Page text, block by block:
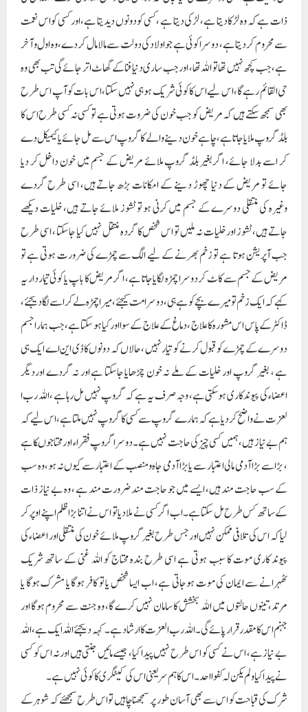
ذات ہے کہ وہ لڑکا دیتا ہے، لڑکی دیتا ہے ، کسی کو دونوں دیدیتا ہے، اور کسی کو اس نعمت
سے محروم کر دیتاہے ، دوسرا کوئی ہے جو اولاد کی دولت سے مالا مال کردے ، وہ اول وآخر
ہے، جب کچھ نہیں تھا تو اللہ تھا، اور جب ساری دنیا فنا کے گھاٹ اتر جائے گی تب بھی وہ
حی القائم رہے گا، اس لیے اس کا کوئی شریک ہو ہی نہیں سکتا، اس بات کو آپ اس طرح
بھی سمجھ سکتے ہیں کہ مریض کو جب خون کی ضروت ہوتی ہے تو کسی نہ کسی طرح اس کا
بلڈ گروپ ملایا جاتا ہے ، چاہے خون دینے والے کا گروپ اس سے مل جائے یا کیمیکل دے
کر اسے بدلا جائے، اگر بغیر بلڈ گروپ ملائے مریض کے جسم میں خون داخل کر دیا
جائے تو مریض کے دنیا چھوڑ دینے کے امکانات بڑھ جاتے ہیں، اسی طرح گردے
وغیرہ کی منتقلی دوسرے کے جسم میں کرنی ہو تو ٹشوز ملائے جاتے ہیں، خلیات دیکھے
جاتے ہیں، ٹشوز اور خلیات نہ ملیں تو اس شخص کا گردہ منتقل نہیں کیا جا سکتا ، اسی طرح
جب آپریشن ہوتا ہے تو زخم بھرنے کے لیے الگ سے چمڑے کی ضرورت ہوتی ہے تو
مریض کے جسم سے کاٹ کر دوسرا چمڑہ لگایا جاتا ہے، اگر مریض کا باپ یا کوئی تیماردار یہ
کہے کہ ایک زخم تو میرے بچے کو ہے ہی ، دوسرا مت کیجئے، میرا چمڑہ لے کر اسے لگا دیجئے ،
ڈاکٹر کے پاس اس مشورہ کا علاج ، دماغ کے علاج کے سوا اورکیا ہو سکتا ہے ، جب ہمارا جسم
دوسرے کے چمڑے کو قبول کرنے کو تیار نہیں ، حالاں کہ دونوں کا ڈی این اے ایک ہی
ہے ، بغیر گروپ اور خلیات کے ملے نہ خون چڑھایا جاسکتا ہے اور نہ گردے اوردیگر
اعضاء کی پیوند کاری ہو سکتی ہے، وجہ صرف یہ ہے کہ گروپ نہیں مل رہا ہے ، اللہ رب ا
لعزت نے واضح کر دیا ہے کہ ہمارے گروپ سے کسی کا گروپ نہیں ملتا ہے ، اس لیے کہ
ہم بے نیاز ہیں، ہمیں کسی چیز کی حاجت نہیں ہے۔ دوسرا گروپ فقراء اور محتاجوںکا ہے
، بڑا سے بڑا آدمی مالی اعتبار سے یا بڑاآدمی جاہ ومنصب کے اعتبار سے کیوں نہ ہو، وہ سب
کے سب حاجت مند ہیں، ایسے میں جو حاجت مند ضرورت مند ہے ، وہ بے نیاز ذات
کے ساتھ کس طرح مل سکتا ہے۔ اب اگر کسی نے ملا دیا تو اس نے اتنا بڑا ظلم اپنے اوپر کر
لیا کہ اس کی تلافی ممکن نہیں اور جس طرح بغیر گروپ ملائے خون کی منتقلی اور اعضاء کی
پیوند کاری موت کا سبب ہوتی ہے اسی طرح بندہ محتاج کو اللہ غنی کے ساتھ شریک
ٹھہرانے سے ایمان کی موت ہوجاتی ہے، اب ایسا شخص یا تو کافر ہوگا یا مشرک ہوگا یا
مرتد، تینوں حالتوں میں اللہ بخشش کا سامان نہیں کرے گا، وہ جنت سے محروم ہوگا اور
جہنم اس کا مقدر قرار پائے گی۔ اللہ رب العزت کا ارشاد ہے۔ کہہ دیجئے اللہ ایک ہے، اللہ
بے نیاز ہے، اس نے کسی کو اس طرح نہیں پیدا کیا، جیسے مائیں جنتی ہیں اور نہ اس کو کسی
نے پیدا کیا ولم یکن لہ کفوا احد۔ اس کا ہم سر یعنی اس کی کیٹگری کا کوئی نہیں ہے ۔
شرک کی قباحت کو اس سے بھی آسان طور پر سمجھنا چاہیں تو اس طرح سمجھئے کہ شوہر کے